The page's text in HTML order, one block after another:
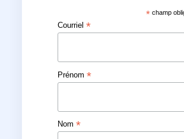
*champ
Courriel*
Prénom*
Nom*